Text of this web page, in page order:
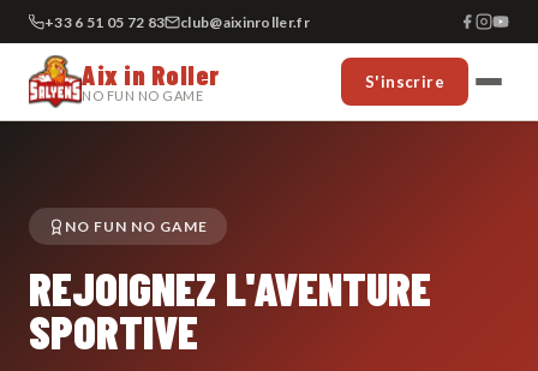
+33 6 51 05 72 83 club@aixinroller.fr
Aix in Roller
NO FUN NO GAME
S'inscrire
NO FUN NO GAME
REJOIGNEZ L'AVENTURE
SPORTIVE